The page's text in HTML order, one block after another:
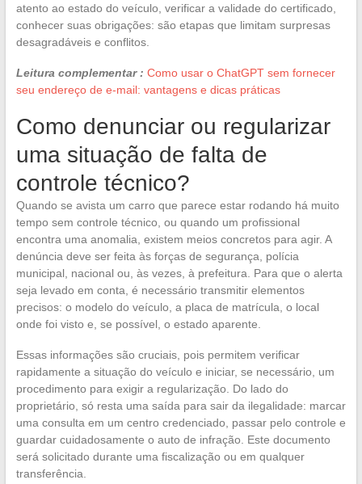
atento ao estado do veículo, verificar a validade do certificado,
conhecer suas obrigações: são etapas que limitam surpresas
desagradáveis e conflitos.
Leitura complementar : Como usar o ChatGPT sem fornecer
seu endereço de e-mail: vantagens e dicas práticas
Como denunciar ou regularizar
uma situação de falta de
controle técnico?
Quando se avista um carro que parece estar rodando há muito
tempo sem controle técnico, ou quando um profissional
encontra uma anomalia, existem meios concretos para agir. A
denúncia deve ser feita às forças de segurança, polícia
municipal, nacional ou, às vezes, à prefeitura. Para que o alerta
seja levado em conta, é necessário transmitir elementos
precisos: o modelo do veículo, a placa de matrícula, o local
onde foi visto e, se possível, o estado aparente.
Essas informações são cruciais, pois permitem verificar
rapidamente a situação do veículo e iniciar, se necessário, um
procedimento para exigir a regularização. Do lado do
proprietário, só resta uma saída para sair da ilegalidade: marcar
uma consulta em um centro credenciado, passar pelo controle e
guardar cuidadosamente o auto de infração. Este documento
será solicitado durante uma fiscalização ou em qualquer
transferência.